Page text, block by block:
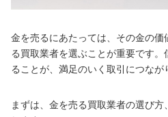
金を売るにあたっては、その金の
る買取業者を選ぶことが重要です
ることが、満足のいく取引につなが
まずは、金を売る買取業者の選び